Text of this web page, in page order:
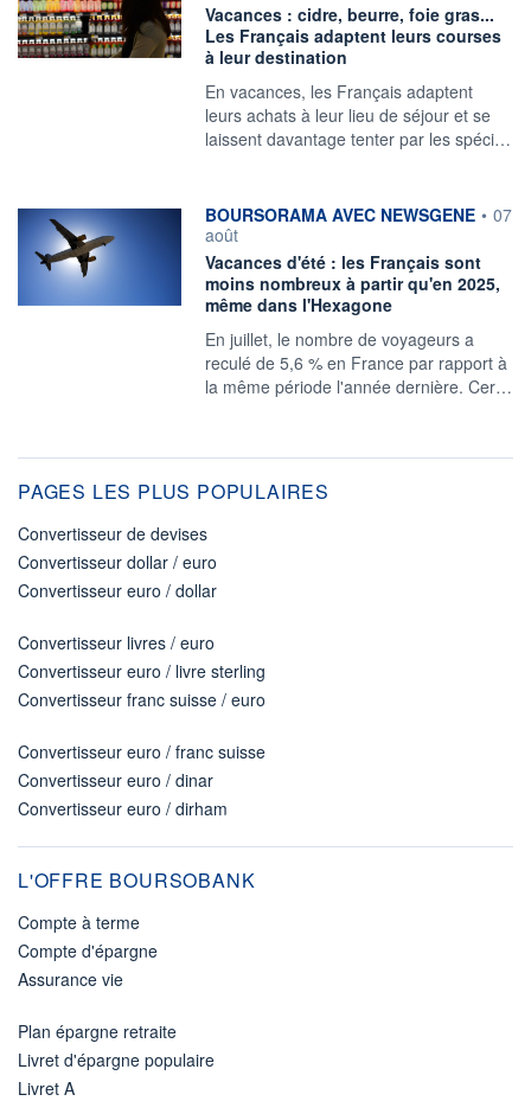
Vacances : cidre, beurre, foie gras...
Les Français adaptent leurs courses
à leur destination
En vacances, les Français adaptent
leurs achats à leur lieu de séjour et se
laissent davantage tenter par les spéci…
information fournie par
BOURSORAMA AVEC NEWSGENE • 07
août
Vacances d'été : les Français sont
moins nombreux à partir qu'en 2025,
même dans l'Hexagone
En juillet, le nombre de voyageurs a
reculé de 5,6 % en France par rapport à
la même période l'année dernière. Cer…
PAGES LES PLUS POPULAIRES
Convertisseur de devises
Convertisseur dollar / euro
Convertisseur euro / dollar
Convertisseur livres / euro
Convertisseur euro / livre sterling
Convertisseur franc suisse / euro
Convertisseur euro / franc suisse
Convertisseur euro / dinar
Convertisseur euro / dirham
L'OFFRE BOURSOBANK
Compte à terme
Compte d'épargne
Assurance vie
Plan épargne retraite
Livret d'épargne populaire
Livret A